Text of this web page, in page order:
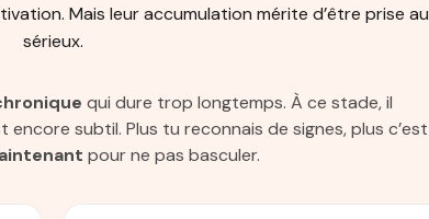
Mais leur accumulation mérite d’être prise au
sérieux.
qui dure trop longtemps. À ce stade, il
subtil. Plus tu reconnais de signes, plus c’est
pour ne pas basculer.